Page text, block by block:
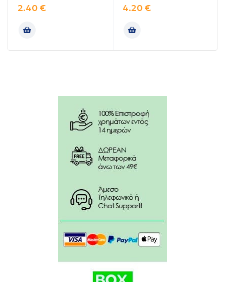
Fluorinol (υδροφθορική νικομεθανόλη).
2.40 € 4.20 €